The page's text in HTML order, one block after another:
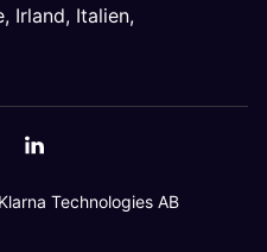
, Irland, Italien,
Technologies AB